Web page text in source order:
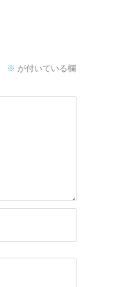
※ が付いている欄